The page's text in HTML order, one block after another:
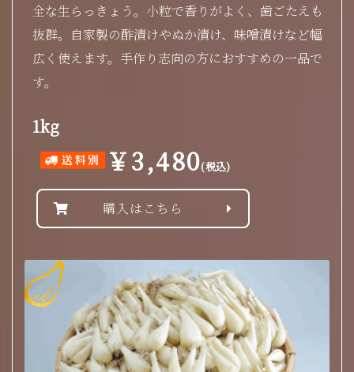
全な生らっきょう。小粒で香りがよく、歯ごたえも
抜群。自家製の酢漬けやぬか漬け、味噌漬けなど幅
広く使えます。手作り志向の方におすすめの一品で
す。
1kg
￥3,480(税込)
購入はこちら